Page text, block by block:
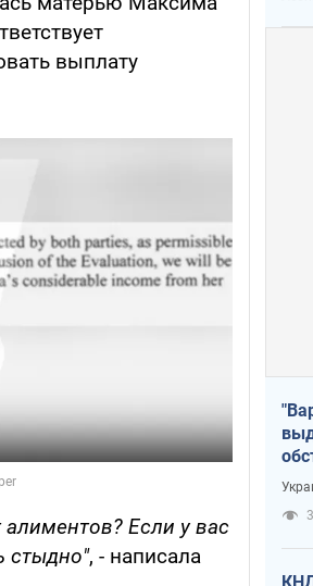
выплату
Если у вас
стыдно", - написала